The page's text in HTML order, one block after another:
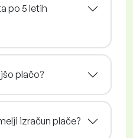
po 5 letih
plačo?
izračun plače?